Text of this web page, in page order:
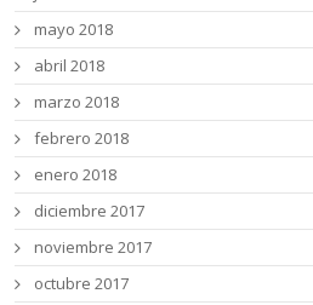
mayo 2018
abril 2018
marzo 2018
febrero 2018
enero 2018
diciembre 2017
noviembre 2017
octubre 2017